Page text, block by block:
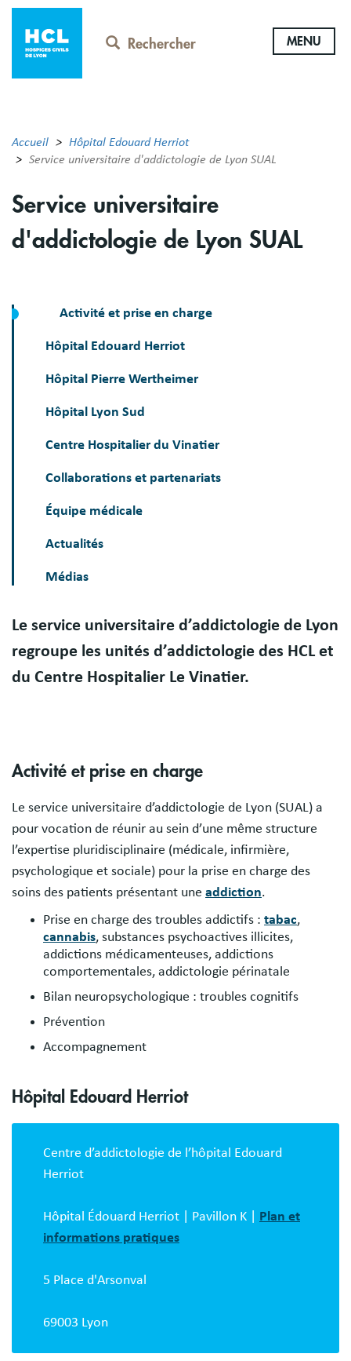
Aller
contenu
principal
Rechercher MENU
Accueil
Hôpital Edouard Herriot
Service universitaire d'addictologie de Lyon SUAL
Service universitaire
d'addictologie de Lyon SUAL
Activité et prise en charge
Hôpital Edouard Herriot
Hôpital Pierre Wertheimer
Hôpital Lyon Sud
Centre Hospitalier du Vinatier
Collaborations et partenariats
Équipe médicale
Actualités
Médias
Présentation
Le service universitaire d’addictologie de Lyon
regroupe les unités d’addictologie des HCL et
du Centre Hospitalier Le Vinatier.
Bloc
description
Activité et prise en charge
Le service universitaire d’addictologie de Lyon (SUAL) a
pour vocation de réunir au sein d’une même structure
l’expertise pluridisciplinaire (médicale, infirmière,
psychologique et sociale) pour la prise en charge des
soins des patients présentant une addiction.
Prise en charge des troubles addictifs : tabac,
cannabis, substances psychoactives illicites,
addictions médicamenteuses, addictions
comportementales, addictologie périnatale
Bilan neuropsychologique : troubles cognitifs
Prévention
Accompagnement
Hôpital Edouard Herriot
Centre d’addictologie de l’hôpital Edouard
Herriot
Hôpital Édouard Herriot | Pavillon K | Plan et
informations pratiques
5 Place d'Arsonval
69003 Lyon